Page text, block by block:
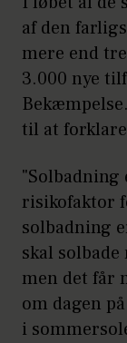
af den
mere end
3.000 nye
til at
"Solbadning
risikofaktor
solbadning
skal
men det får
om dagen
i